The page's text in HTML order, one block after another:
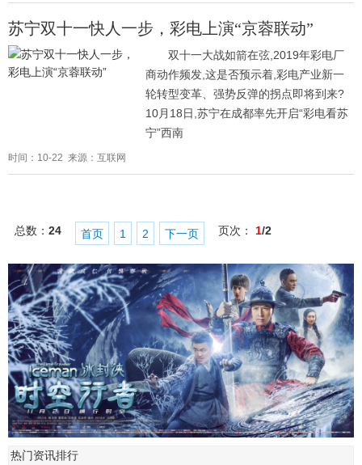
苏宁双十一快人一步，彩电上演“京蓉联动”
双十一大战如箭在弦,2019年彩电厂
商动作频发,这是否预示着,彩电产业新一
轮转型变革、强势反弹的拐点即将到来?
10月18日,苏宁在成都率先开启“彩电看苏
宁”西南
时间：10-22 来源：互联网
总数： 24 首页 1 2 下一页 页次： 1/2
热门资讯排行